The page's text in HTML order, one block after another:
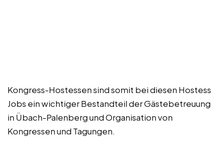
Kongress-Hostessen sind somit bei diesen Hostess
Jobs ein wichtiger Bestandteil der Gästebetreuung
in Übach-Palenberg und Organisation von
Kongressen und Tagungen.